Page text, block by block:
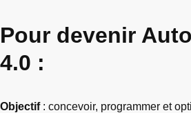
Pour devenir
4.0 :
Objectif: concevoir, programmer et